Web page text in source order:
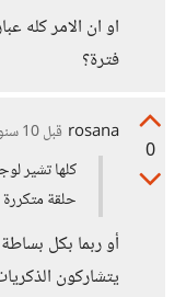
او ان الامر كله
فترة؟
0
rosana قبل 10 سنوات
كلها تشير
حلقة
أو ربما بكل
يتشاركون